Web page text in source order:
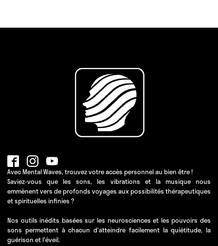
Avec Mental Waves, trouvez votre accès personnel au bien être !
Saviez-vous que les sons, les vibrations et la musique nous
emmènent vers de profonds voyages aux possibilités thérapeutiques
et spirituelles infinies ?
Nos outils inédits basées sur les neurosciences et les pouvoirs des
sons permettent à chacun d'atteindre facilement la quiétitude, la
guérison et l'éveil.